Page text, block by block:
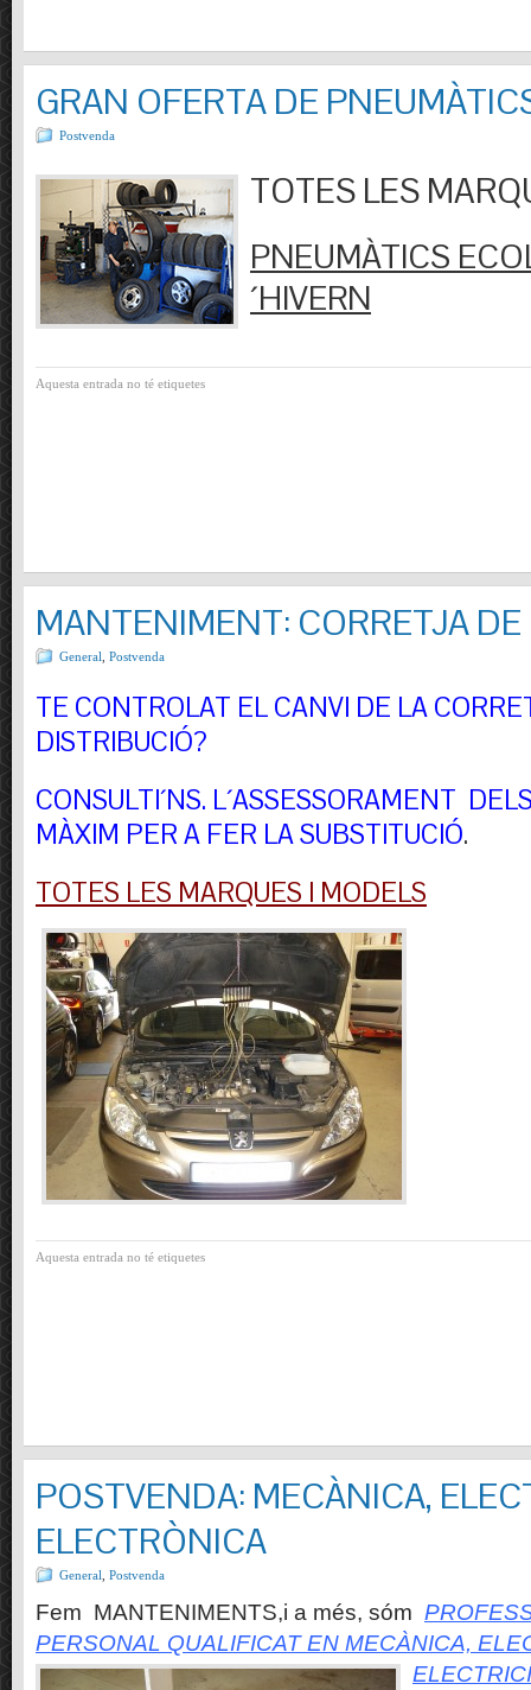
GRAN OFERTA DE
Postvenda
TOTES LES
PNEUMÀTICS
´HIVERN
Aquesta entrada no té etiquetes
MANTENIMENT: CORRETJA
General Postvenda
TE CONTROLAT EL CANVI DE LA
DISTRIBUCIÓ?
CONSULTI´NS. L´ASSESSORAMENT
MÀXIM PER A FER LA SUBSTITUCIÓ.
TOTES LES MARQUES I MODELS
Aquesta entrada no té etiquetes
POSTVENDA: MECÀNICA,
ELECTRÒNICA
General Postvenda
Fem MANTENIMENTS,i a més, sóm
PERSONAL QUALIFICAT EN MECÀNICA,